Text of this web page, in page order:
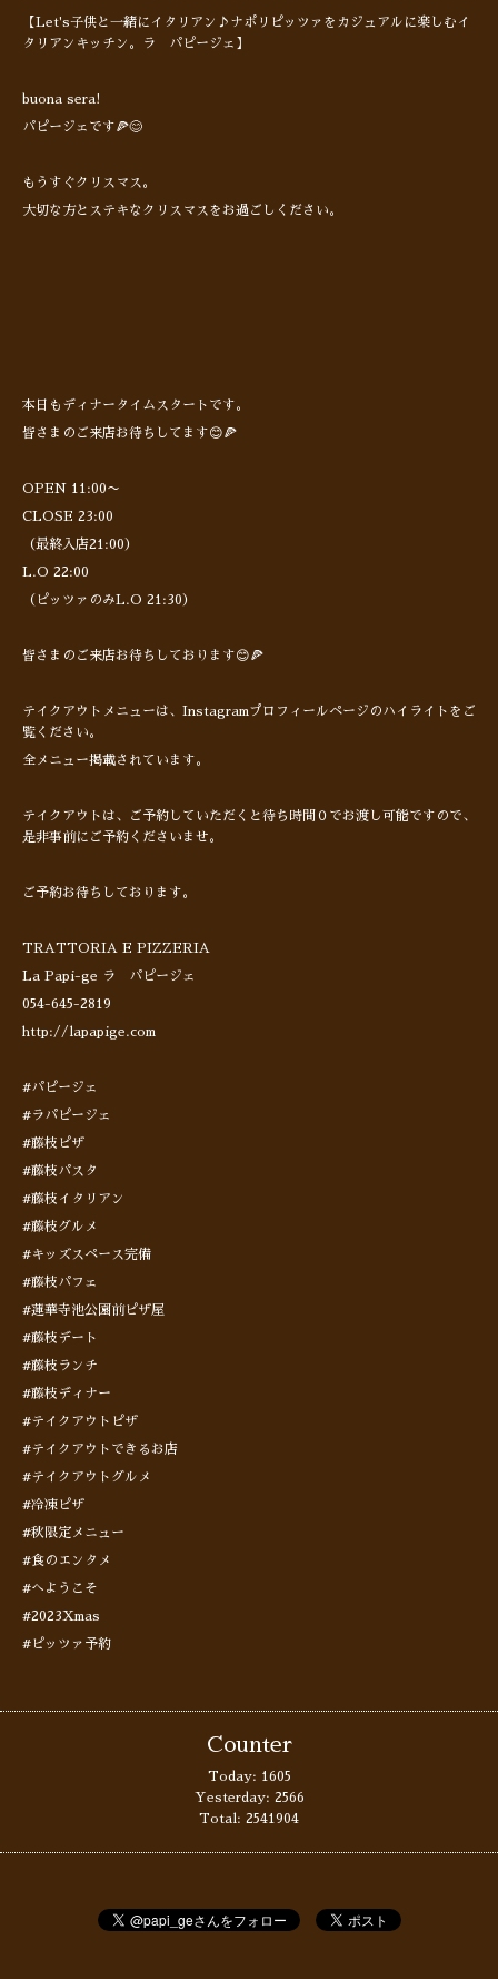
【Let's子供と一緒にイタリアン♪ナポリピッツァをカジュアルに楽しむイ
タリアンキッチン。ラ パピージェ】
buona sera!
パピージェです🍕😊
もうすぐクリスマス。
大切な方とステキなクリスマスをお過ごしください。
本日もディナータイムスタートです。
皆さまのご来店お待ちしてます😊🍕
OPEN 11:00〜
CLOSE 23:00
（最終入店21:00）
L.O 22:00
（ピッツァのみL.O 21:30）
皆さまのご来店お待ちしております😊🍕
テイクアウトメニューは、Instagramプロフィールページのハイライトをご
覧ください。
全メニュー掲載されています。
テイクアウトは、ご予約していただくと待ち時間０でお渡し可能ですので、
是非事前にご予約くださいませ。
ご予約お待ちしております。
TRATTORIA E PIZZERIA
La Papi-ge ラ パピージェ
054-645-2819
http://lapapige.com
#パピージェ
#ラパピージェ
#藤枝ピザ
#藤枝パスタ
#藤枝イタリアン
#藤枝グルメ
#キッズスペース完備
#藤枝パフェ
#蓮華寺池公園前ピザ屋
#藤枝デート
#藤枝ランチ
#藤枝ディナー
#テイクアウトピザ
#テイクアウトできるお店
#テイクアウトグルメ
#冷凍ピザ
#秋限定メニュー
#食のエンタメ
#へようこそ
#2023Xmas
#ピッツァ予約
Counter
Today: 1605
Yesterday: 2566
Total: 2541904